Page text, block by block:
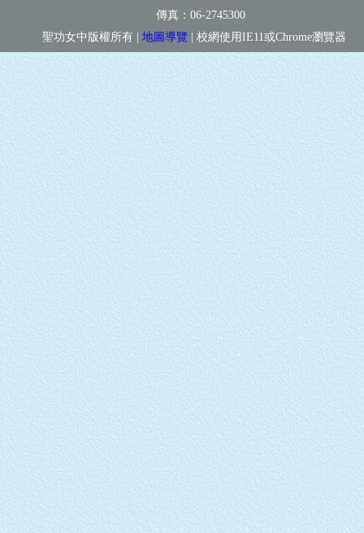
傳真： 06-2745300
聖功女中版權所有 | 地圖導覽 | 校網使用IE11或Chrome瀏覽器